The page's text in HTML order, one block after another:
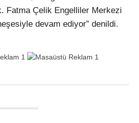
Fatma Çelik Engelliler Merkezi
devam ediyor” denildi.